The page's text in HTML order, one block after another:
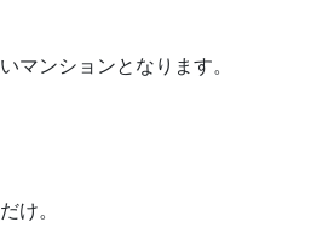
マンションとなります。
け。